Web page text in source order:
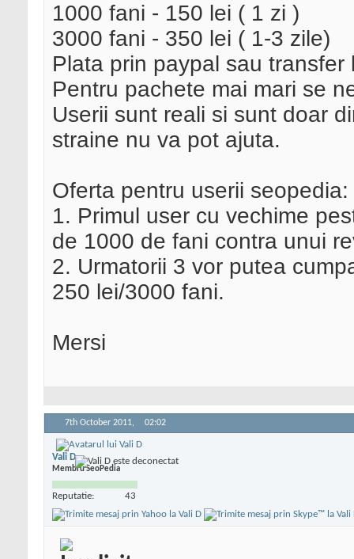
1000 fani - 150 lei ( 1 zi )
3000 fani - 350 lei ( 1-3 zile)
Plata prin paypal sau transfer
Pentru pachete mai mari se
Userii sunt reali si sunt doar
straine nu va pot ajuta.
Oferta pentru userii seopedia:
1. Primul user cu vechime
de 1000 de fani contra unui
2. Urmatorii 3 vor putea
250 lei/3000 fani.
Mersi
7th October 2011, 02:02
Vali D
Membru SeoPedia
Reputatie: 43